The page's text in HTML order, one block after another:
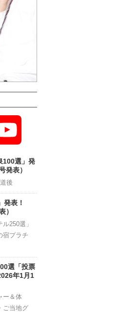
Channel
100選」発
発表）
後
発表！
）
250選」
宿プラチ
選「投票
年1月1
ー＆体
ご当地グ